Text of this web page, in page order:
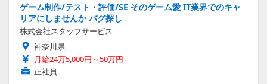
ゲーム制作/テスト・評価/SE そのゲーム愛 IT業界でのキャ
リアにしませんか バグ探し
株式会社スタッフサービス
神奈川県
月給24万5,000円～50万円
正社員